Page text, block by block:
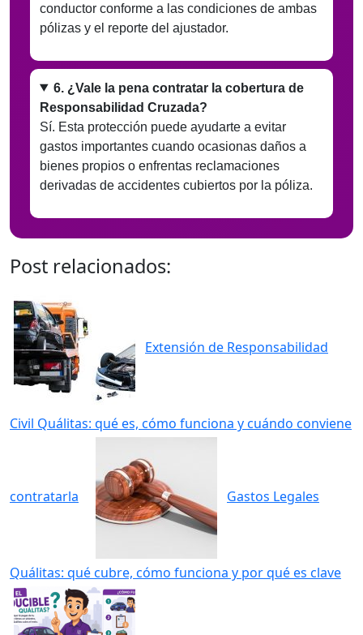
conductor conforme a las condiciones de ambas
pólizas y el reporte del ajustador.
6. ¿Vale la pena contratar la cobertura de
Responsabilidad Cruzada?
Sí. Esta protección puede ayudarte a evitar
gastos importantes cuando ocasionas daños a
bienes propios o enfrentas reclamaciones
derivadas de accidentes cubiertos por la póliza.
Post relacionados:
Extensión de Responsabilidad
Civil Quálitas: qué es, cómo funciona y cuándo conviene
contratarla Gastos Legales
Quálitas: qué cubre, cómo funciona y por qué es clave